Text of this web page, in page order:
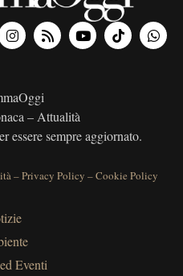
– Attualità
essere sempre aggiornato.
–Privacy Policy –Cookie Policy
Eventi